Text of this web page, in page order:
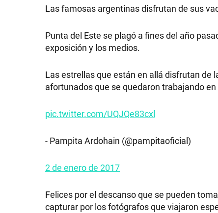
Las famosas argentinas disfrutan de sus
Punta del Este se plagó a fines del año
exposición y los medios.
Las estrellas que están en allá disfrutan de
afortunados que se quedaron trabajando
pic.twitter.com/UQJQe83cxl
- Pampita Ardohain (@pampitaoficial)
2 de enero de 2017
Felices por el descanso que se pueden
capturar por los fotógrafos que viajaron
SHOW
POLÍTICA